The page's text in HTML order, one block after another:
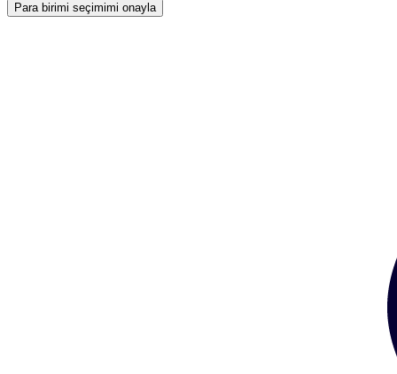
Para birimi seçimimi onayla